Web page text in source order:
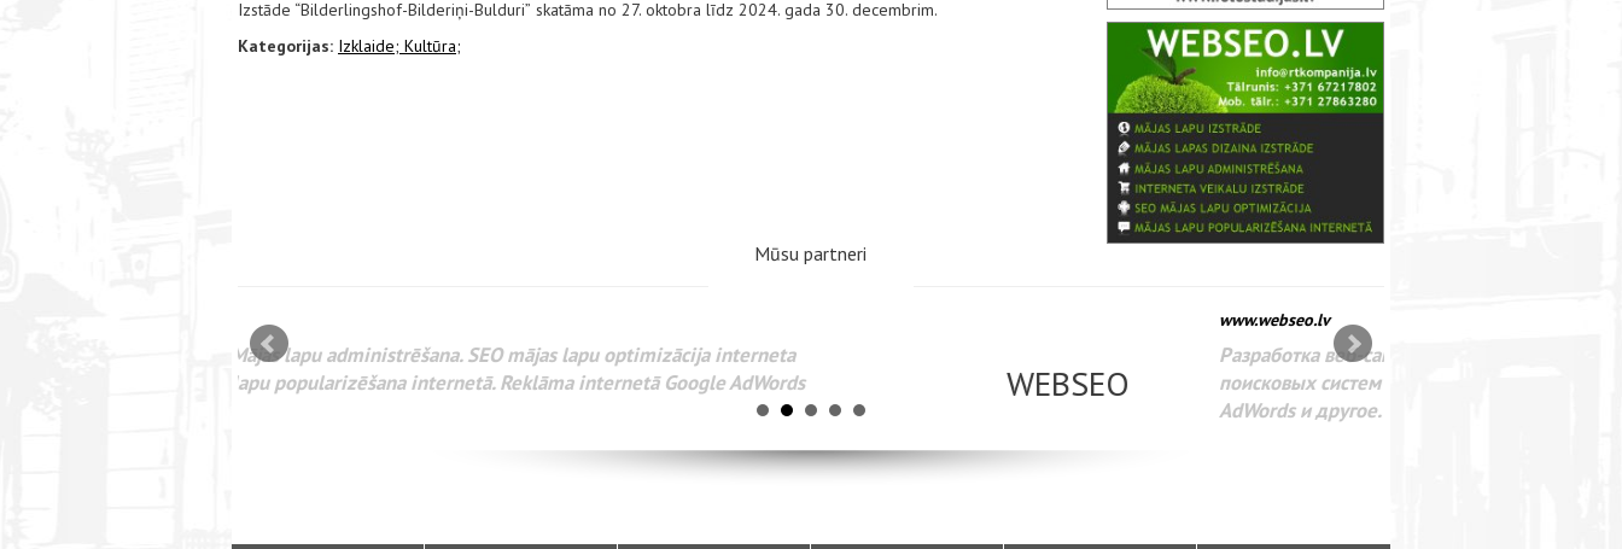
Izstāde “Bilderlingshof-Bilderiņi-Bulduri” skatāma no 27. oktobra līdz 2024. gada 30. decembrim.
Kategorijas: Izklaide; Kultūra;
Mūsu partneri
WEBSEO
Разработка веб-сайтов Администрирование веб-сайтов. SEO оптимизация сайта для
поисковых систем интернета. Раскрутка веб-сайтов. Реклама в интернете Google